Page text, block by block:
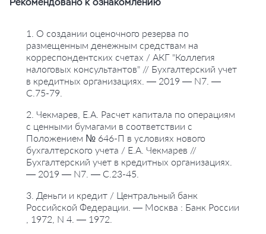
1. О создании оценочного резерва по
размещенным денежным средствам на
корреспондентских счетах / АКГ "Коллегия
налоговых консультантов" // Бухгалтерский учет
в кредитных организациях. — 2019 — N7. —
С.75-79.
2. Чекмарев, Е.А. Расчет капитала по операциям
с ценными бумагами в соответствии с
Положением № 646-П в условиях нового
бухгалтерского учета / Е.А. Чекмарев //
Бухгалтерский учет в кредитных организациях.
— 2019 — N7. — С.23-45.
3. Деньги и кредит / Центральный банк
Российской Федерации. — Москва : Банк России
, 1972, N 4. — 1972.